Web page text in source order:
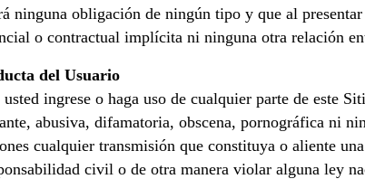
ninguna obligación de ningún tipo y que al
o contractual implícita ni ninguna otra relación
del Usuario
usted ingrese o haga uso de cualquier parte de este
abusiva, difamatoria, obscena, pornográfica ni
cualquier transmisión que constituya o aliente
civil o de otra manera violar alguna ley